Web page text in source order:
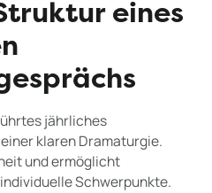
eines
jährliches
klaren Dramaturgie.
und ermöglicht
Schwerpunkte.